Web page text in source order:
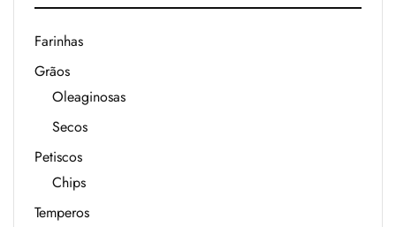
Farinhas
Grãos
Oleaginosas
Secos
Petiscos
Chips
Temperos